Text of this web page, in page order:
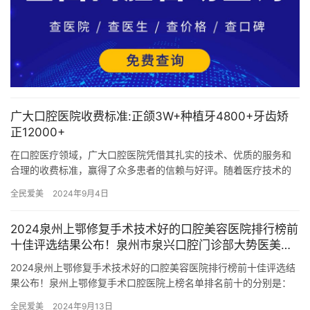
广大口腔医院收费标准:正颌3W+种植牙4800+牙齿矫
正12000+
在口腔医疗领域，广大口腔医院凭借其扎实的技术、优质的服务和
合理的收费标准，赢得了众多患者的信赖与好评。随着医疗技术的
费标准…
全民爱美 2024年9月4日
2024泉州上鄂修复手术技术好的口腔美容医院排行榜前
十佳评选结果公布！泉州市泉兴口腔门诊部大势医美重
磅来袭
2024泉州上鄂修复手术技术好的口腔美容医院排行榜前十佳评选结
果公布！泉州上鄂修复手术口腔医院上榜名单排名前十的分别是：
全民爱美 2024年9月13日